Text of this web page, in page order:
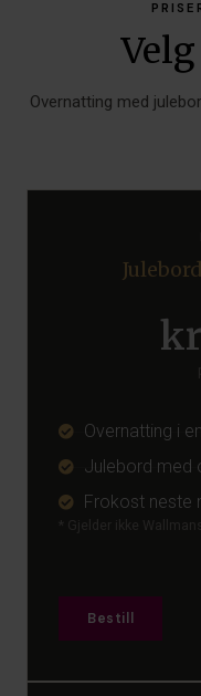
Overnatting med
Overnatting i
Julebord med
Frokost neste
Bestill